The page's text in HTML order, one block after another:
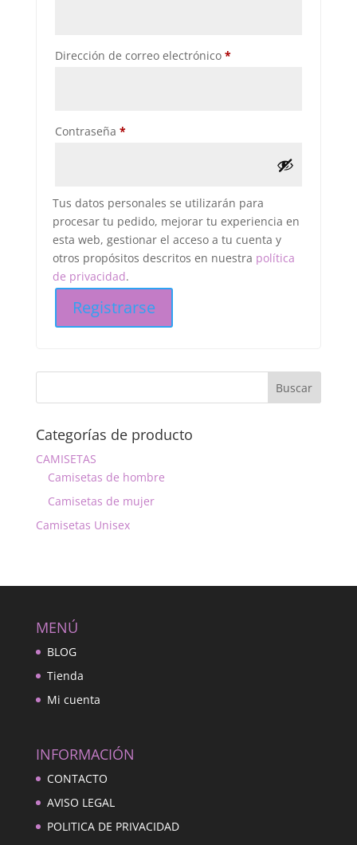
Dirección de correo electrónico *Obligatorio
Contraseña *Obligatorio
Tus datos personales se utilizarán para
procesar tu pedido, mejorar tu experiencia en
esta web, gestionar el acceso a tu cuenta y
otros propósitos descritos en nuestra política
de privacidad.
Registrarse
Categorías de producto
CAMISETAS
Camisetas de hombre
Camisetas de mujer
Camisetas Unisex
MENÚ
BLOG
Tienda
Mi cuenta
INFORMACIÓN
CONTACTO
AVISO LEGAL
POLITICA DE PRIVACIDAD